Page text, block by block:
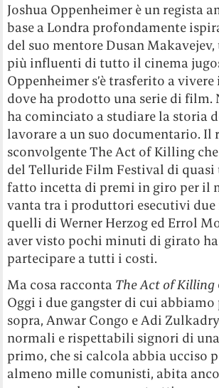
Joshua Oppenheimer è un regista
base a Londra profondamente
del suo mentore Dusan
più influenti di tutto il cinema
Oppenheimer s’è trasferito a
dove ha prodotto una serie di film.
ha cominciato a studiare la storia
lavorare a un suo documentario. Il
sconvolgente The Act of Killing
del Telluride Film Festival di quasi
fatto incetta di premi in giro per il
vanta tra i produttori esecutivi due
quelli di Werner Herzog ed Errol
aver visto pochi minuti di girato
partecipare a tutti i costi.
Ma cosa racconta The Act of Killing
Oggi i due gangster di cui
sopra, Anwar Congo e Adi
normali e rispettabili signori di
primo, che si calcola abbia ucciso
almeno mille comunisti, abita